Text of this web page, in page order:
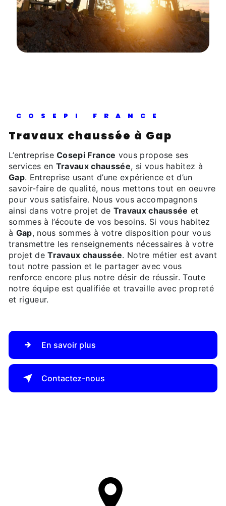
COSEPI FRANCE
Travaux chaussée à Gap
L’entrepriseCosepi France vous propose ses
services en Travaux chaussée, si vous habitez à
Gap. Entreprise usant d’une expérience et d’un
savoir-faire de qualité, nous mettons tout en oeuvre
pour vous satisfaire. Nous vous accompagnons
ainsi dans votre projet de Travaux chaussée et
sommes à l’écoute de vos besoins. Si vous habitez
à Gap, nous sommes à votre disposition pour vous
transmettre les renseignements nécessaires à votre
projet deTravaux chaussée. Notre métier est avant
tout notre passion et le partager avec vous
renforce encore plus notre désir de réussir. Toute
notre équipe est qualifiée et travaille avec propreté
et rigueur.
En savoir plus
Contactez-nous